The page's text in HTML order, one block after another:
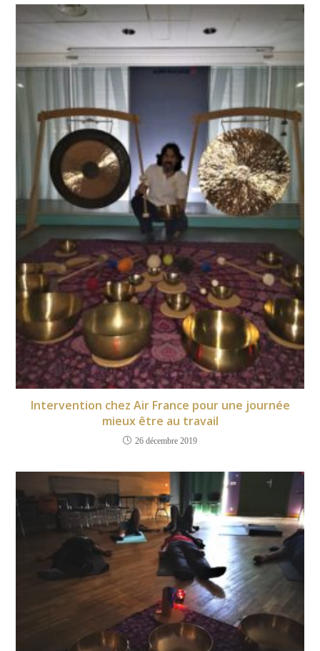
Intervention chez Air France pour une journée
mieux être au travail
26 décembre 2019